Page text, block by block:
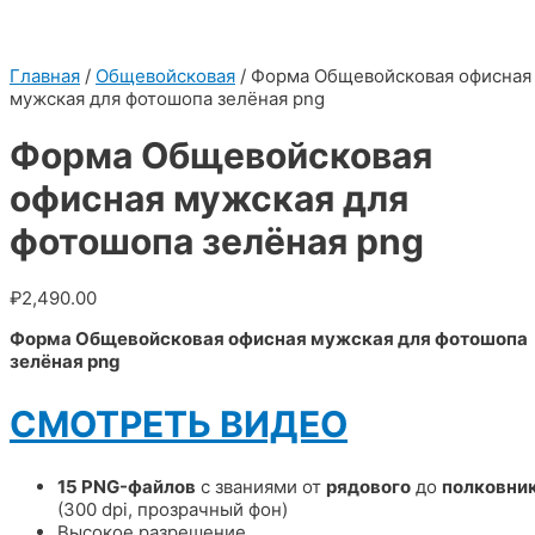
Главная / Общевойсковая / Форма Общевойсковая офисная
мужская для фотошопа зелёная png
Форма Общевойсковая
офисная мужская для
фотошопа зелёная png
₽2,490.00
Форма Общевойсковая офисная мужская для фотошопа
зелёная png
СМОТРЕТЬ ВИДЕО
15 PNG-файлов с званиями от рядового до
(300 dpi, прозрачный фон)